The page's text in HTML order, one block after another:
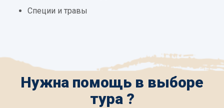
Специи и травы
Нужна помощь в выборе
тура ?